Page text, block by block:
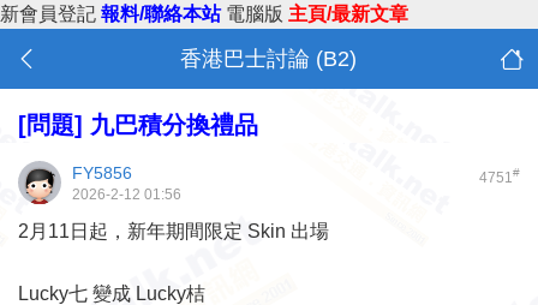
新會員登記 報料/聯絡本站 電腦版 主頁/最新文章
香港巴士討論 (B2)
[問題] 九巴積分換禮品
4751#
FY5856
2026-2-12 01:56
2月11日起，新年期間限定 Skin 出場
Lucky七 變成 Lucky桔